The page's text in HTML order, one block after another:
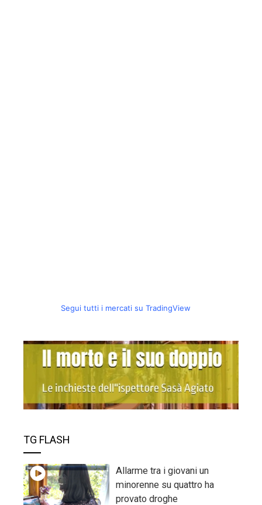
Segui tutti i mercati su TradingView
TG FLASH
Allarme tra i giovani un
minorenne su quattro ha
provato droghe